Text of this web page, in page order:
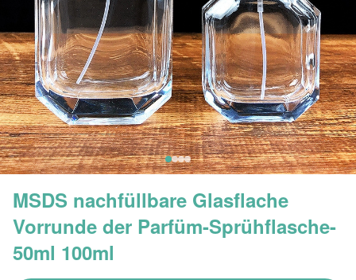
MSDS nachfüllbare Glasflache
Vorrunde der Parfüm-Sprühflasche-
50ml 100ml